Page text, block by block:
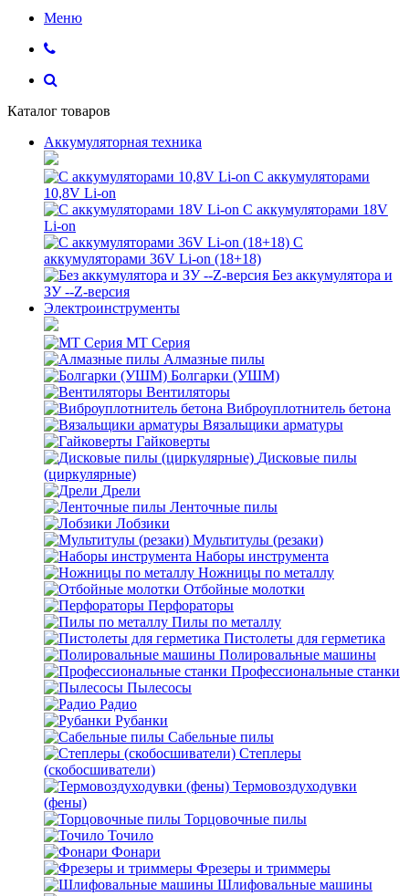
Меню
Каталог товаров
Аккумуляторная техника
С аккумуляторами
10,8V Li-on
С аккумуляторами 18V
Li-on
С
аккумуляторами 36V Li-on (18+18)
Без аккумулятора и
ЗУ --Z-версия
Электроинструменты
MT Серия
Алмазные пилы
Болгарки (УШМ)
Вентиляторы
Виброуплотнитель бетона
Вязальщики арматуры
Гайковерты
Дисковые пилы
(циркулярные)
Дрели
Ленточные пилы
Лобзики
Мультитулы (резаки)
Наборы инструмента
Ножницы по металлу
Отбойные молотки
Перфораторы
Пилы по металлу
Пистолеты для герметика
Полировальные машины
Профессиональные станки
Пылесосы
Радио
Рубанки
Сабельные пилы
Степлеры
(скобосшиватели)
Термовоздуходувки
(фены)
Торцовочные пилы
Точило
Фонари
Фрезеры и триммеры
Шлифовальные машины